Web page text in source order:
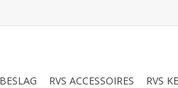
RVS ACCESSOIRES RVS